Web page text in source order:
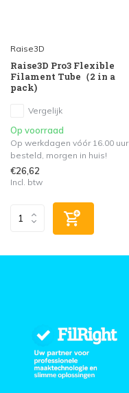
Raise3D
Raise3D Pro3 Flexible
Filament Tube（2 in a
pack)
Vergelijk
Op voorraad
Op werkdagen vóór 16.00 uur
besteld, morgen in huis!
€26,62
Incl. btw